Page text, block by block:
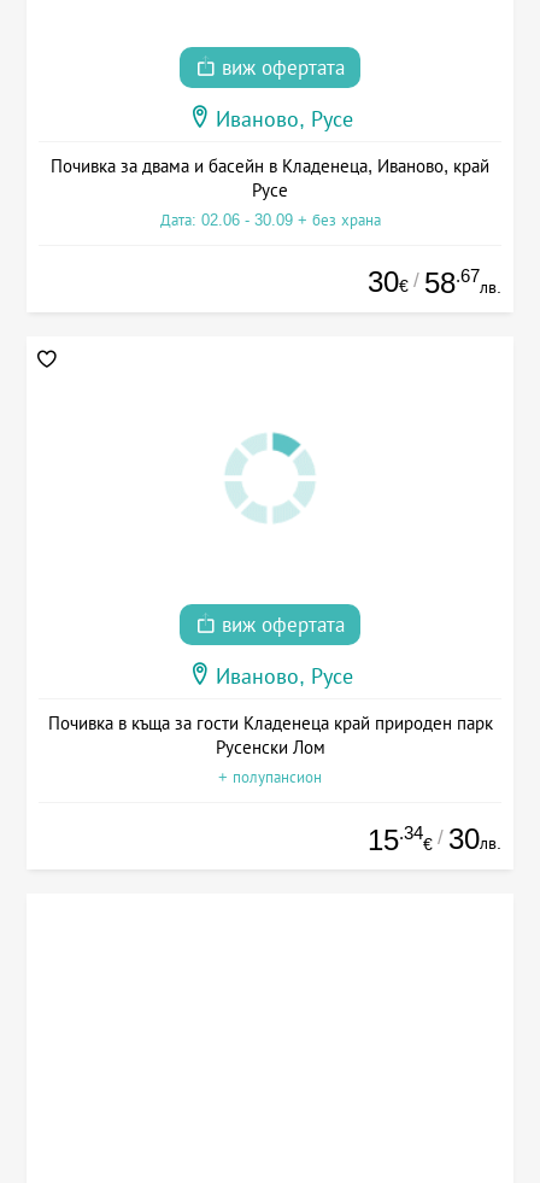
виж офертата
Иваново, Русе
Почивка за двама и басейн в Кладенеца, Иваново, край
Русе
Дата: 02.06 - 30.09 + без храна
30€ / 58.67
лв.
виж офертата
Иваново, Русе
Почивка в къща за гости Кладенеца край природен парк
Русенски Лом
+ полупансион
15.34
€ / 30лв.